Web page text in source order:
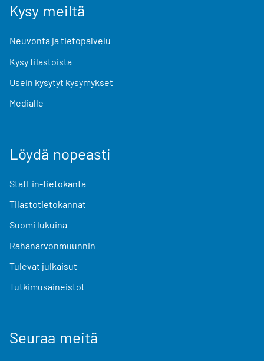
Kysy meiltä
Neuvonta ja tietopalvelu
Kysy tilastoista
Usein kysytyt kysymykset
Medialle
Löydä nopeasti
StatFin-tietokanta
Tilastotietokannat
Suomi lukuina
Rahanarvonmuunnin
Tulevat julkaisut
Tutkimusaineistot
Seuraa meitä